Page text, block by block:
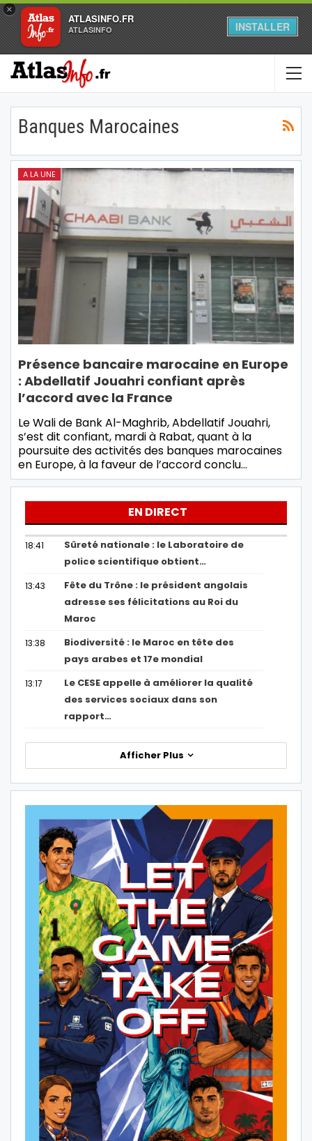
×
ATLASINFO.FR
ATLASINFO INSTALLER
Banques Marocaines
A LA UNE
Présence bancaire marocaine en Europe
: Abdellatif Jouahri confiant après
l’accord avec la France
Le Wali de Bank Al-Maghrib, Abdellatif Jouahri,
s’est dit confiant, mardi à Rabat, quant à la
poursuite des activités des banques marocaines
en Europe, à la faveur de l’accord conclu…
EN DIRECT
18:41
Sûreté nationale : le Laboratoire de
police scientifique obtient…
13:43
Fête du Trône : le président angolais
adresse ses félicitations au Roi du
Maroc
13:38
Biodiversité : le Maroc en tête des
pays arabes et 17e mondial
13:17
Le CESE appelle à améliorer la qualité
des services sociaux dans son
rapport…
Afficher Plus